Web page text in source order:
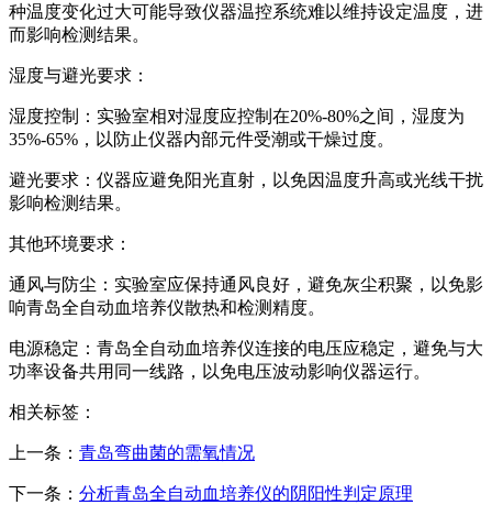
种温度变化过大可能导致仪器温控系统难以维持设定温度，进
而影响检测结果。
湿度与避光要求：
湿度控制：实验室相对湿度应控制在20%-80%之间，湿度为
35%-65%，以防止仪器内部元件受潮或干燥过度。
避光要求：仪器应避免阳光直射，以免因温度升高或光线干扰
影响检测结果。
其他环境要求：
通风与防尘：实验室应保持通风良好，避免灰尘积聚，以免影
响青岛全自动血培养仪散热和检测精度。
电源稳定：青岛全自动血培养仪连接的电压应稳定，避免与大
功率设备共用同一线路，以免电压波动影响仪器运行。
相关标签：
上一条： 青岛弯曲菌的需氧情况
下一条： 分析青岛全自动血培养仪的阴阳性判定原理